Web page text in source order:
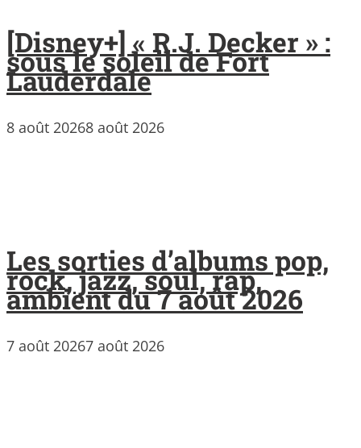
[Disney+] « R.J. Decker » :
sous le soleil de Fort
Lauderdale
8 août 20268 août 2026
Les sorties d’albums pop,
rock, jazz, soul, rap,
ambient du 7 août 2026
7 août 20267 août 2026